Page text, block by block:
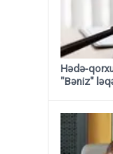
Hədə-
"Bəniz"